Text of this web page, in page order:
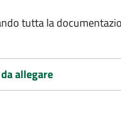
tutta la
allegare